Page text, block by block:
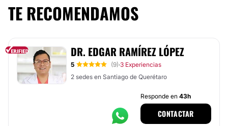
TE RECOMENDAMOS
DR. EDGAR RAMÍREZ LÓPEZ
5 (9)·3 Experiencias
2 sedes en Santiago de Querétaro
Responde en 43h
CONTACTAR